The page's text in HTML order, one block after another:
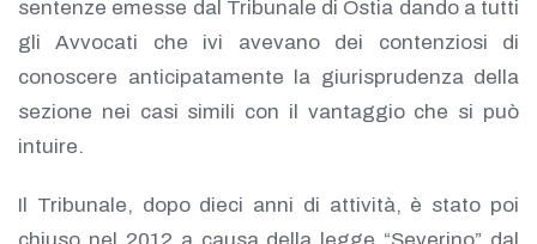
sentenze emesse dal Tribunale di Ostia dando a tutti
gli Avvocati che ivi avevano dei contenziosi di
conoscere anticipatamente la giurisprudenza della
sezione nei casi simili con il vantaggio che si può
intuire.
Il Tribunale, dopo dieci anni di attività, è stato poi
chiuso nel 2012 a causa della legge “Severino” dal